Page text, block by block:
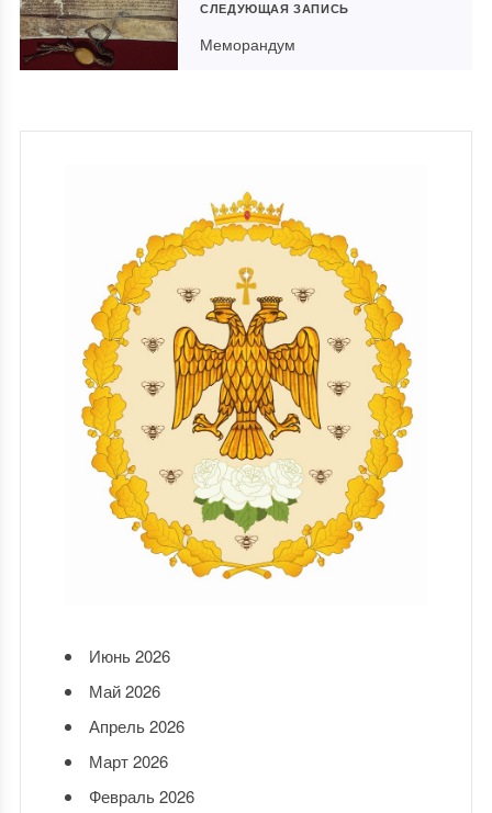
СЛЕДУЮЩАЯ ЗАПИСЬ
Меморандум
Июнь 2026
Май 2026
Апрель 2026
Март 2026
Февраль 2026